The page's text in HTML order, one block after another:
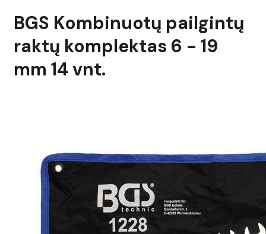
BGS Kombinuotų pailgintų
raktų komplektas 6 - 19
mm 14 vnt.